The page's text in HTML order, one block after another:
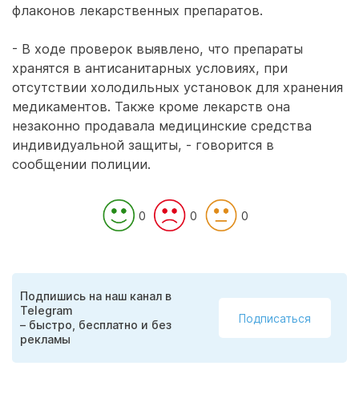
флаконов лекарственных препаратов.
- В ходе проверок выявлено, что препараты
хранятся в антисанитарных условиях, при
отсутствии холодильных установок для хранения
медикаментов. Также кроме лекарств она
незаконно продавала медицинские средства
индивидуальной защиты, - говорится в
сообщении полиции.
0 0 0
Подпишись на наш канал в
Telegram
– быстро, бесплатно и без
рекламы
Подписаться